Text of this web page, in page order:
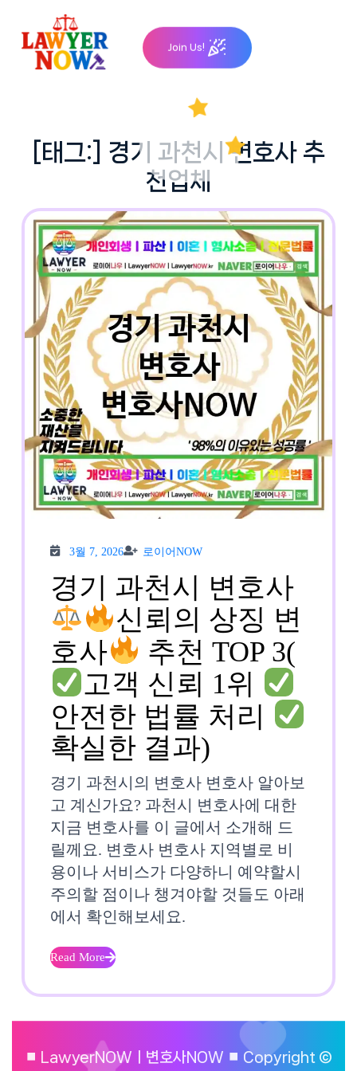
content
Join Us!
[태그:] 경기 과천시 변호사 추
천업체
3월 7, 2026
7,
2026
로이어NOW
어
NOW
경기 과천시 변호사
신뢰의 상징 변
호사
추천 TOP 3(
고객 신뢰 1위
안전한 법률 처리
확실한 결과)
기
과
천
시
변
신
경기 과천시의 변호사 변호사 알아보
고 계신가요? 과천시 변호사에 대한
지금 변호사를 이 글에서 소개해 드
릴께요. 변호사 변호사 지역별로 비
용이나 서비스가 다양하니 예약할시
주의할 점이나 챙겨야할 것들도 아래
에서 확인해보세요.
Read More
Read
⏹︎ LawyerNOWㅣ변호사NOW ⏹︎ Copyright ©